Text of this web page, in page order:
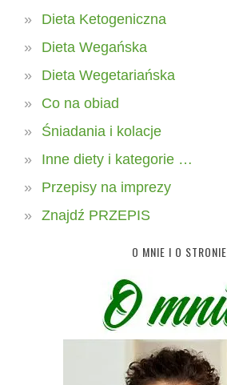
Dieta Ketogeniczna
Dieta Wegańska
Dieta Wegetariańska
Co na obiad
Śniadania i kolacje
Inne diety i kategorie …
Przepisy na imprezy
Znajdź PRZEPIS
O MNIE I O STRONIE